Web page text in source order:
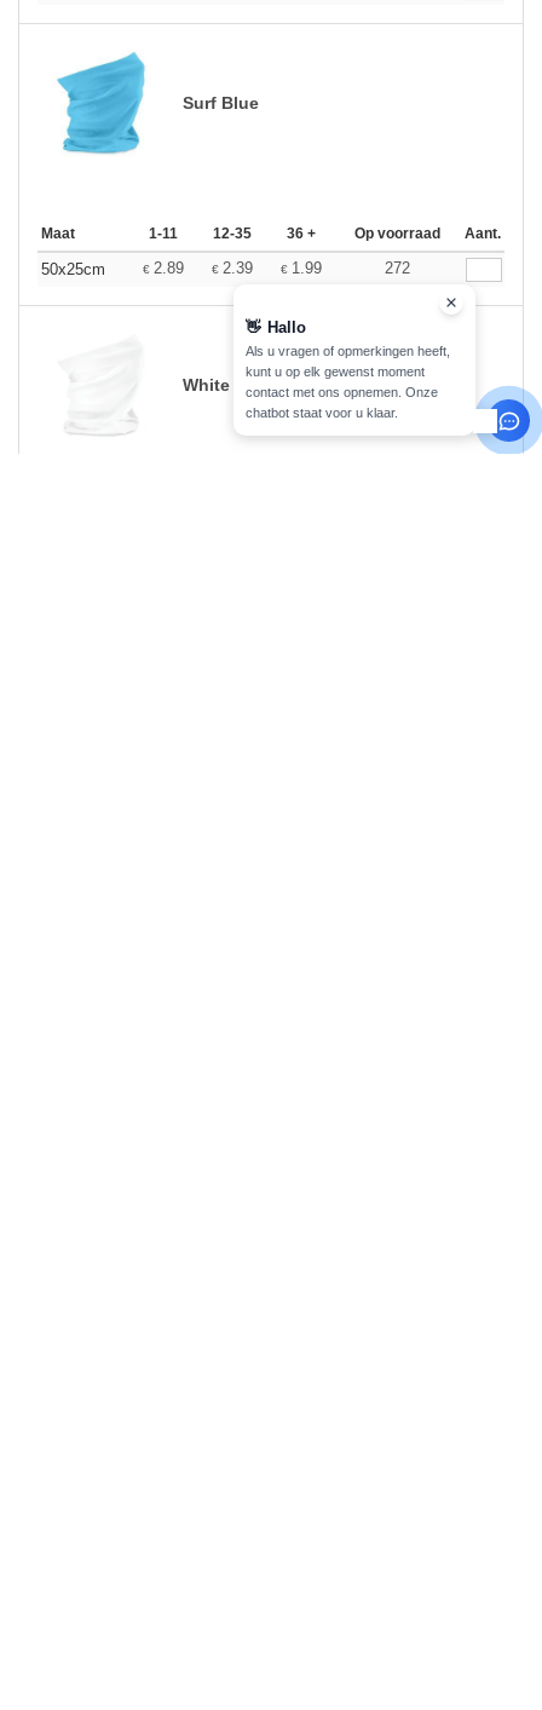
Surf Blue
Maat 1-11 12-35 36 + Op voorraad Aant.
50x25cm € 2.89 € 2.39 € 1.99 272
White
👋 Hallo
Als u vragen of opmerkingen heeft,
kunt u op elk gewenst moment
contact met ons opnemen. Onze
chatbot staat voor u klaar.